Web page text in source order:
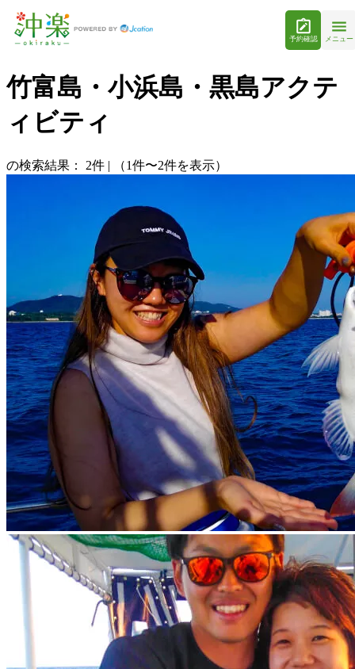
予約確認 メニュー
竹富島・小浜島・黒島アクテ
ィビティ
の検索結果： 2件 | （1件〜2件を表示）